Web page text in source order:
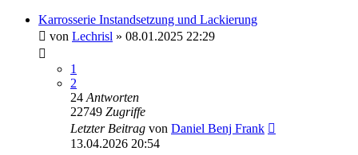
Karrosserie Instandsetzung und Lackierung
von Lechrisl » 08.01.2025 22:29
1
2
24 Antworten
22749 Zugriffe
Letzter Beitrag von Daniel Benj Frank
13.04.2026 20:54